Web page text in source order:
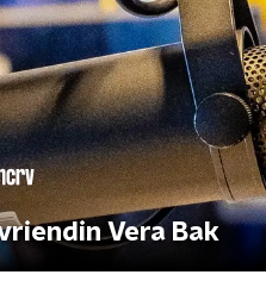
Vera Bak